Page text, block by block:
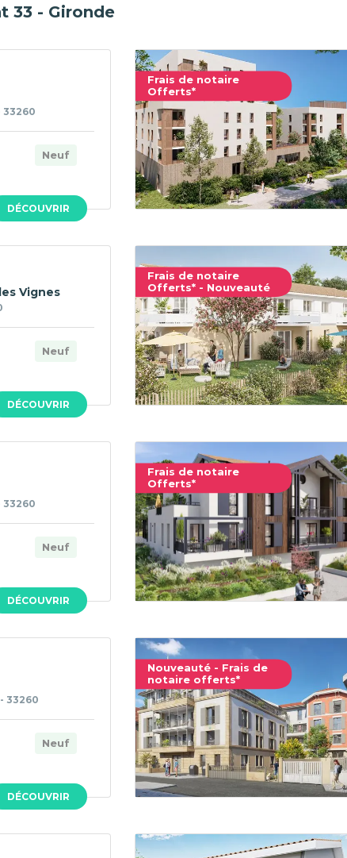
33 - Gironde
DÉCOUVRIR
33260
Neuf
Frais de notaire
Offerts*
DÉCOUVRIR
Vignes
Neuf
Frais de notaire
Offerts* - Nouveauté
DÉCOUVRIR
33260
Neuf
Frais de notaire
Offerts*
DÉCOUVRIR
33260
Neuf
Nouveauté - Frais de
notaire offerts*